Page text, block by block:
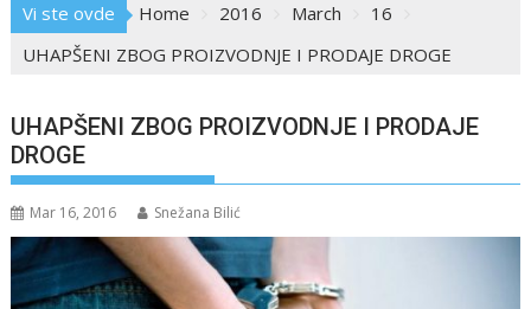
Vi ste ovde Home 2016 March
16
UHAPŠENI ZBOG PROIZVODNJE I PRODAJE DROGE
UHAPŠENI ZBOG PROIZVODNJE I PRODAJE
DROGE
Mar 16, 2016 Snežana Bilić